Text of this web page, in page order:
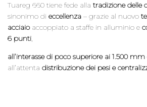
Tuareg 660 tiene fede alla tradizione delle
sinonimo di eccellenza – grazie al nuovo
acciaio accoppiato a staffe in alluminio e
6 punti,
all’interasse di poco superiore ai 1.500 mm
all’attenta distribuzione dei pesi e